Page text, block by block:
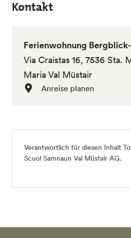
Kontakt
Ferienwohnung
Via Craistas 16, 7536 Sta.
Maria Val Müstair
Anreise planen
Verantwortlich für diesen Inhalt
Scuol Samnaun Val Müstair AG.